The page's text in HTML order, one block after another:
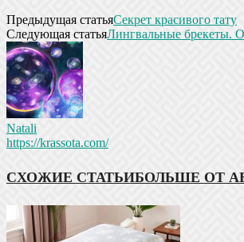
Предыдущая статьяСекрет красивого тату
Следующая статьяЛингвальные брекеты.
Natali
https://krassota.com/
СХОЖИЕ СТАТЬИБОЛЬШЕ ОТ